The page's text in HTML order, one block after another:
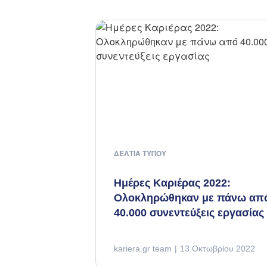
ΔΕΛΤΊΑ ΤΎΠΟΥ
Ημέρες Καριέρας 2022:
Ολοκληρώθηκαν με πάνω
40.000 συνεντεύξεις εργασίας
kariera.gr team 13 Οκτωβρίου 2022